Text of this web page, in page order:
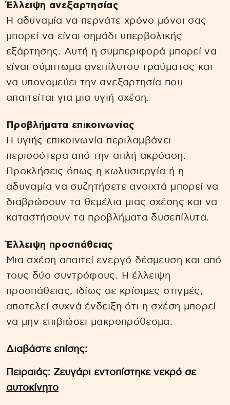
Έλλειψη ανεξαρτησίας
Η αδυναμία να περνάτε χρόνο μόνοι σας
μπορεί να είναι σημάδι υπερβολικής
εξάρτησης. Αυτή η συμπεριφορά μπορεί να
είναι σύμπτωμα ανεπίλυτου τραύματος και
να υπονομεύει την ανεξαρτησία που
απαιτείται για μια υγιή σχέση.
Προβλήματα επικοινωνίας
Η υγιής επικοινωνία περιλαμβάνει
περισσότερα από την απλή ακρόαση.
Προκλήσεις όπως η κωλυσιεργία ή η
αδυναμία να συζητήσετε ανοιχτά μπορεί να
διαβρώσουν τα θεμέλια μιας σχέσης και να
καταστήσουν τα προβλήματα δυσεπίλυτα.
Έλλειψη προσπάθειας
Μια σχέση απαιτεί ενεργό δέσμευση και από
τους δύο συντρόφους. Η έλλειψη
προσπάθειας, ιδίως σε κρίσιμες στιγμές,
αποτελεί συχνά ένδειξη ότι η σχέση μπορεί
να μην επιβιώσει μακροπρόθεσμα.
Διαβάστε επίσης:
Πειραιάς: Ζευγάρι εντοπίστηκε νεκρό σε
αυτοκίνητο